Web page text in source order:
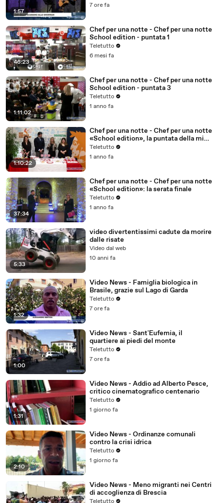
1:57
7 ore fa
46:23
Chef per una notte - Chef per una notte
School edition - puntata 1
Teletutto
6 mesi fa
1:11:02
Chef per una notte - Chef per una notte
School edition - puntata 3
Teletutto
1 anno fa
1:10:22
Chef per una notte - Chef per una notte
«School edition», la puntata della mise
en place
Teletutto
1 anno fa
37:34
Chef per una notte - Chef per una notte
«School edition»: la serata finale
Teletutto
1 anno fa
5:33
video divertentissimi cadute da morire
dalle risate
Video dal web
10 anni fa
1:32
Video News - Famiglia biologica in
Brasile, grazie sul Lago di Garda
Teletutto
7 ore fa
1:00
Video News - Sant'Eufemia, il
quartiere ai piedi del monte
Teletutto
7 ore fa
1:31
Video News - Addio ad Alberto Pesce,
critico cinematografico centenario
Teletutto
1 giorno fa
2:10
Video News - Ordinanze comunali
contro la crisi idrica
Teletutto
1 giorno fa
Video News - Meno migranti nei Centri
di accoglienza di Brescia